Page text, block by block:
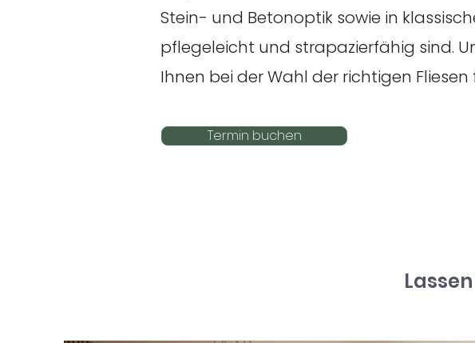
Stein- und Betonoptik sowie in
pflegeleicht und strapazierfähig sind.
Ihnen bei der Wahl der richtigen Fliesen
Termin buchen